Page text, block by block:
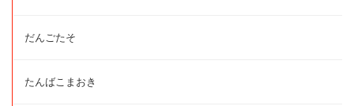
だんごたそ
たんばこまおき